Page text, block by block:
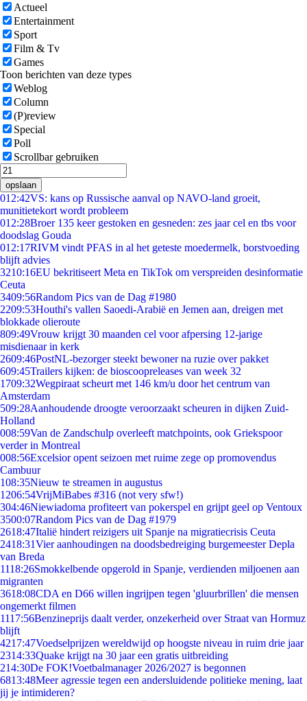
Actueel
Entertainment
Sport
Film & Tv
Games
Toon berichten van deze types
Weblog
Column
(P)review
Special
Poll
Scrollbar gebruiken
opslaan
012:42VS: kans op Russische aanval op NAVO-land groeit,
munitietekort wordt probleem
012:28Broer 135 keer gestoken en gesneden: zes jaar cel en tbs voor
doodslag Gouda
012:17RIVM vindt PFAS in al het geteste moedermelk, borstvoeding
blijft advies
3210:16EU bekritiseert Meta en TikTok om verspreiden desinformatie
Ceuta
3409:56Random Pics van de Dag #1980
2209:53Houthi's vallen Saoedi-Arabië en Jemen aan, dreigen met
blokkade olieroute
809:49Vrouw krijgt 30 maanden cel voor afpersing 12-jarige
misdienaar in kerk
2609:46PostNL-bezorger steekt bewoner na ruzie over pakket
609:45Trailers kijken: de bioscoopreleases van week 32
1709:32Wegpiraat scheurt met 146 km/u door het centrum van
Amsterdam
509:28Aanhoudende droogte veroorzaakt scheuren in dijken Zuid-
Holland
008:59Van de Zandschulp overleeft matchpoints, ook Griekspoor
verder in Montreal
008:56Excelsior opent seizoen met ruime zege op promovendus
Cambuur
108:35Nieuw te streamen in augustus
1206:54VrijMiBabes #316 (not very sfw!)
304:46Niewiadoma profiteert van pokerspel en grijpt geel op Ventoux
3500:07Random Pics van de Dag #1979
2618:47Italië hindert reizigers uit Spanje na migratiecrisis Ceuta
2418:31Vier aanhoudingen na doodsbedreiging burgemeester Depla
van Breda
1118:26Smokkelbende opgerold in Spanje, verdienden miljoenen aan
migranten
3618:08CDA en D66 willen ingrijpen tegen 'gluurbrillen' die mensen
ongemerkt filmen
1117:56Benzineprijs daalt verder, onzekerheid over Straat van Hormuz
blijft
4217:47Voedselprijzen wereldwijd op hoogste niveau in ruim drie jaar
2314:33Quake krijgt na 30 jaar een gratis uitbreiding
214:30De FOK!Voetbalmanager 2026/2027 is begonnen
6813:48Meer agressie tegen een andersluidende politieke mening, laat
jij je intimideren?